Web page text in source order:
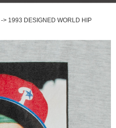
-> 1993 DESIGNED WORLD HIP